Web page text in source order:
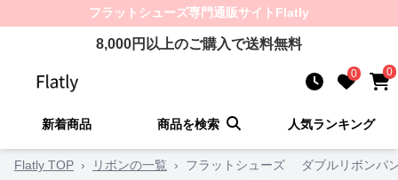
フラットシューズ専門通販サイト Flatly
8,000円以上のご購入で送料無料
0 0
新着商品 商品を検索 人気ランキング
Flatly TOP › リボンの一覧 › フラットシューズ ダブルリボンパ